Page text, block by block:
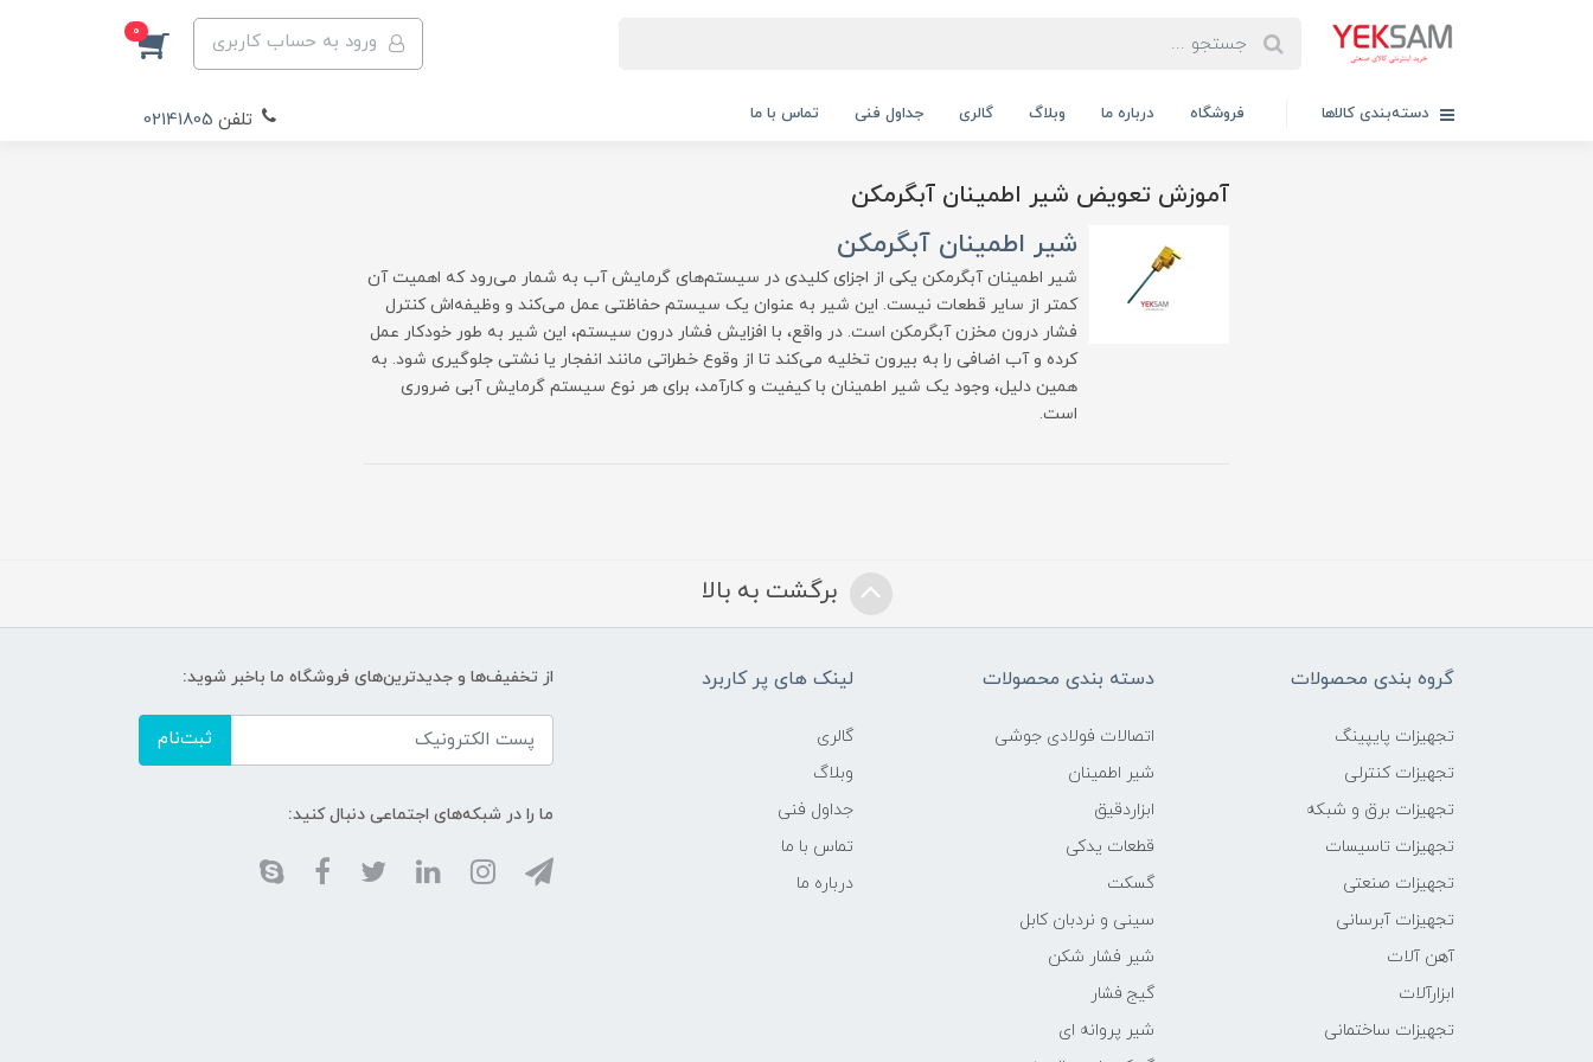
ورود به حساب کاربری 0
دسته‌بندی کالاها فروشگاه درباره ما وبلاگ گالری جداول فنی تماس با ما تلفن 02141805
آموزش تعویض شیر اطمینان آبگرمکن
شیر اطمینان آبگرمکن
شیر اطمینان آبگرمکن یکی از اجزای کلیدی در سیستم‌های گرمایش آب به شمار می‌رود که اهمیت آن
کمتر از سایر قطعات نیست. این شیر به عنوان یک سیستم حفاظتی عمل می‌کند و وظیفه‌اش کنترل
فشار درون مخزن آبگرمکن است. در واقع، با افزایش فشار درون سیستم، این شیر به طور خودکار عمل
کرده و آب اضافی را به بیرون تخلیه می‌کند تا از وقوع خطراتی مانند انفجار یا نشتی جلوگیری شود. به
همین دلیل، وجود یک شیر اطمینان با کیفیت و کارآمد، برای هر نوع سیستم گرمایش آبی ضروری
است.
برگشت به بالا
گروه بندی محصولات
تجهیزات پایپینگ
تجهیزات کنترلی
تجهیزات برق و شبکه
تجهیزات تاسیسات
تجهیزات صنعتی
تجهیزات آبرسانی
آهن آلات
ابزارآلات
تجهیزات ساختمانی
دسته بندی محصولات
اتصالات فولادی جوشی
شیر اطمینان
ابزاردقیق
قطعات یدکی
گسکت
سینی و نردبان کابل
شیر فشار شکن
گیج فشار
شیر پروانه ای
لینک های پر کاربرد
گالری
وبلاگ
جداول فنی
تماس با ما
درباره ما
از تخفیف‌ها و جدیدترین‌های فروشگاه ما باخبر شوید:
ثبت‌نام
ما را در شبکه‌های اجتماعی دنبال کنید: